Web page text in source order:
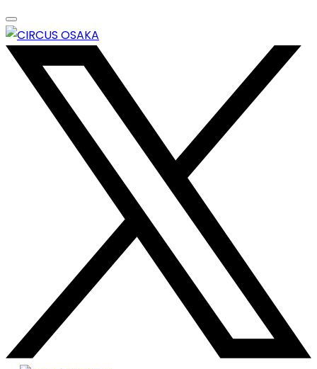
Skip
to
content
エンターテイメントスペース